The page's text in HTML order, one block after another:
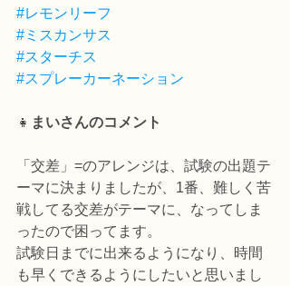
#レモンリーフ
#ミスカンサス
#スターチス
#スプレーカーネーション
👧 まいさんのコメント
「交差」=のアレンジは、試験の出題テ
ーマに決まりましたが、1番、難しく苦
戦してる交差がテーマに、なってしま
ったので困ってます。
試験日までに出来るようになり、時間
も早くできるようにしたいと思いまし